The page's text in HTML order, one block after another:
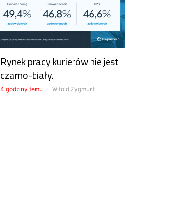
Rynek pracy kurierów nie jest
czarno-biały.
4 godziny temu Witold Zygmunt